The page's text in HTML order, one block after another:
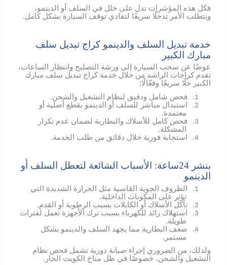
فكل هذه المؤشرات تدل على خلل في السلف أو الدينمو،
ويتطلب الأمر تدخلًا سريعًا لتفادي توقف السيارة بشكل كامل.
خدمة تبديل السلف والدينمو كراج تبديل سلف
مبارك الكبير
عوضًا عن سحب السيارة إلى ورشة التصليح وانتظار الساعات،
تقدم كراجات الراشد من خلال خدمة كراج تبديل سلف مبارك
الكبير حلًا سريعًا وفعّالًا:
1. فحص شامل ودقيق لنظام التشغيل والشحن.
2.
استبدال مباشر للسلف أو الدينمو بقطع أصلية أو
معتمدة.
3.
فحص كامل للأسلاك والبطارية لضمان عدم تكرار
المشكلة.
4. استجابة فورية خلال دقائق من طلب الخدمة.
بنشر 24ساعة: الأسباب الشائعة لتعطل السلف أو
الدينمو
1.
الظروف الجوية القاسية مثل الحرارة الشديدة التي
تؤثر على المكونات الداخلية.
2. تآكل الأسلاك أو الكابلات بسبب الرطوبة أو القدم.
3.
استهلاك زائد للكهرباء بسبب ترك الأجهزة تعمل لفترات
طويلة.
4.
ضعف البطارية مما يجهد السلف والدينمو بشكل
مستمر.
ولذلك، من الضروري إجراء صيانة دورية تشمل فحص نظام
التشغيل والشحن، خصوصًا في ظل مناخ الكويت الحار.